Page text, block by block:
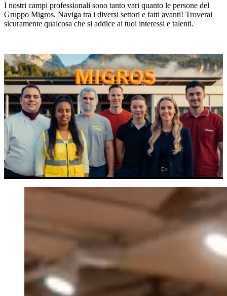
I nostri campi professionali sono tanto vari quanto le persone del
Gruppo Migros. Naviga tra i diversi settori e fatti avanti! Troverai
sicuramente qualcosa che si addice ai tuoi interessi e talenti.